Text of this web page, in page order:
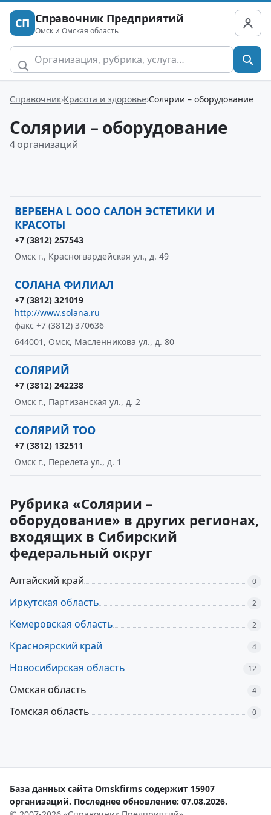
СП Справочник Предприятий
Омск и Омская область
Справочник Красота и здоровье Солярии – оборудование
Солярии – оборудование
4 организаций
ВЕРБЕНА L ООО САЛОН ЭСТЕТИКИ И
КРАСОТЫ
+7 (3812) 257543
Омск г., Красногвардейская ул., д. 49
СОЛАНА ФИЛИАЛ
+7 (3812) 321019
http://www.solana.ru
факс +7 (3812) 370636
644001, Омск, Масленникова ул., д. 80
СОЛЯРИЙ
+7 (3812) 242238
Омск г., Партизанская ул., д. 2
СОЛЯРИЙ ТОО
+7 (3812) 132511
Омск г., Перелета ул., д. 1
Рубрика «Солярии –
оборудование» в других регионах,
входящих в Сибирский
федеральный округ
Алтайский край 0
Иркутская область 2
Кемеровская область 2
Красноярский край 4
Новосибирская область 12
Омская область 4
Томская область 0
База данных сайта Omskfirms содержит 15907
организаций. Последнее обновление: 07.08.2026.